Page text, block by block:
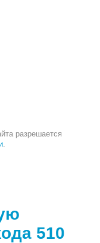
разрешается
510